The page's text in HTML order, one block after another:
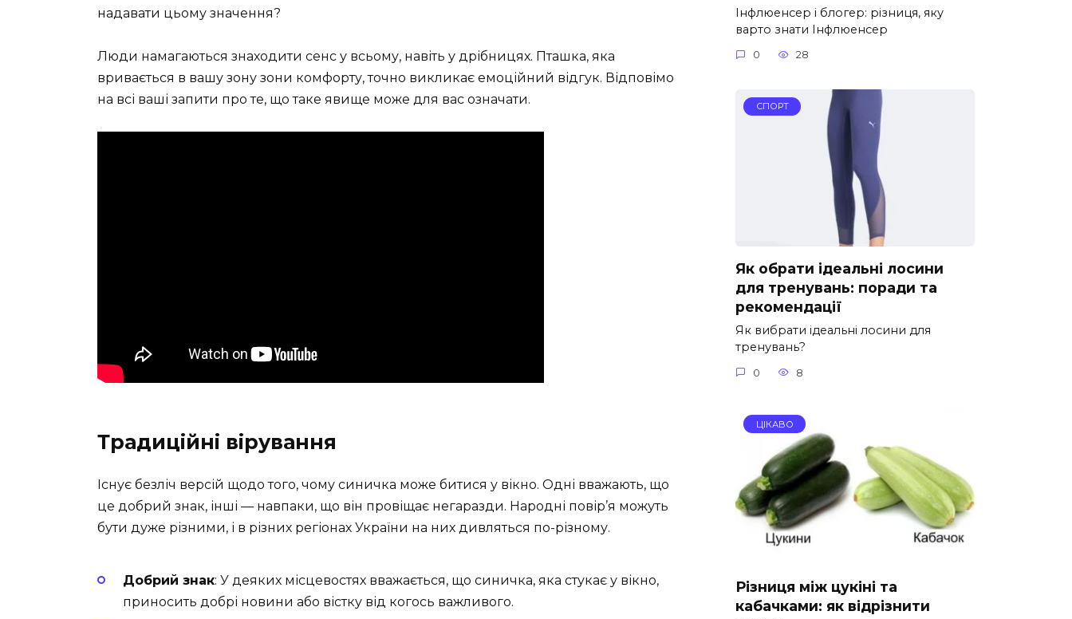
надавати цьому значення?
Люди намагаються знаходити сенс у всьому, навіть у дрібницях. Пташка, яка
вривається в вашу зону зони комфорту, точно викликає емоційний відгук. Відповімо
на всі ваші запити про те, що таке явище може для вас означати.
Традиційні вірування
Існує безліч версій щодо того, чому синичка може битися у вікно. Одні вважають, що
це добрий знак, інші — навпаки, що він провіщає негаразди. Народні повір’я можуть
бути дуже різними, і в різних регіонах України на них дивляться по-різному.
Добрий знак: У деяких місцевостях вважається, що синичка, яка стукає у вікно,
приносить добрі новини або вістку від когось важливого.
Інфлюенсер і блогер: різниця, яку
варто знати Інфлюенсер
0 28
СПОРТ
Як обрати ідеальні лосини
для тренувань: поради та
рекомендації
Як вибрати ідеальні лосини для
тренувань?
0 8
ЦІКАВО
Різниця між цукіні та
кабачками: як відрізнити